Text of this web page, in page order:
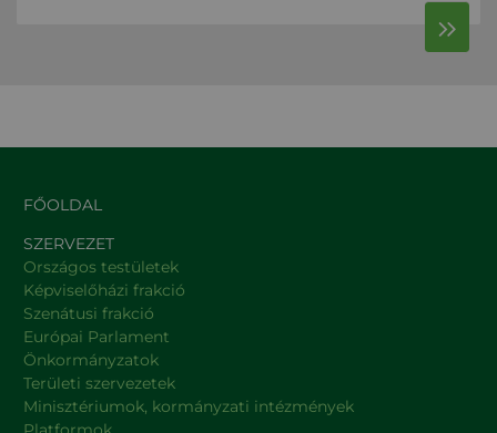
FŐOLDAL
SZERVEZET
Országos testületek
Képviselőházi frakció
Szenátusi frakció
Európai Parlament
Önkormányzatok
Területi szervezetek
Minisztériumok, kormányzati intézmények